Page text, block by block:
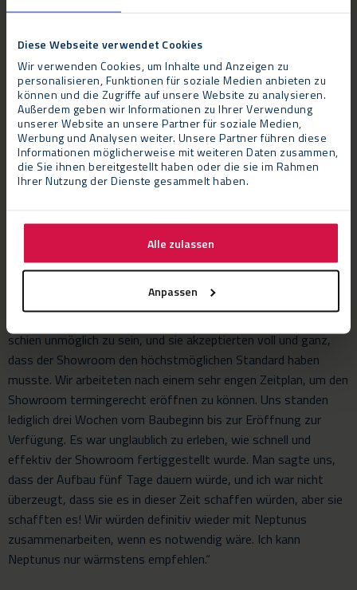
Diese Webseite verwendet Cookies
Wir verwenden Cookies, um Inhalte und Anzeigen zu
personalisieren, Funktionen für soziale Medien anbieten zu
können und die Zugriffe auf unsere Website zu analysieren.
Außerdem geben wir Informationen zu Ihrer Verwendung
unserer Website an unsere Partner für soziale Medien,
Werbung und Analysen weiter. Unsere Partner führen diese
Informationen möglicherweise mit weiteren Daten zusammen,
die Sie ihnen bereitgestellt haben oder die sie im Rahmen
Ihrer Nutzung der Dienste gesammelt haben.
Alle zulassen
Anpassen
Lösungen für alle Arten von Handels- bzw.
Wirtschaftsunternehmen bieten. Für das McLaren-Projekt
wünschte der Kunde eine helle und großzügige Umgebung in
einem Gebäude, das Passanten einen maximalen Einblick von
außen gewährt und die Palette der außergewöhnlichen Wagen
zeigt. Die Standard-Fenster des Flexolution II wurden deshalb
durch ein Spezialglas ersetzt, das den Tageslichteinfall
optimiert und einen ungehinderten Blick ins Innere ermöglicht.
Bewertung
Jason Button, Geschäftsführer Immobilienentwicklung bei
Cambria, sagte: „Wir sind absolut begeistert vom Endprodukt.
sehr beeindruckt von der professionellen Herangehensweise an
schien unmöglich zu sein, und sie akzeptierten voll und ganz,
dass der Showroom den höchstmöglichen Standard haben
musste. Wir arbeiteten nach einem sehr engen Zeitplan, um den
Showroom termingerecht eröffnen zu können. Uns standen
lediglich drei Wochen vom Baubeginn bis zur Eröffnung zur
Verfügung. Es war unglaublich zu erleben, wie schnell und
effektiv der Showroom fertiggestellt wurde. Man sagte uns,
dass der Aufbau fünf Tage dauern würde, und ich war nicht
überzeugt, dass sie es in dieser Zeit schaffen würden, aber sie
schafften es! Wir würden definitiv wieder mit Neptunus
zusammenarbeiten, wenn es notwendig wäre. Ich kann
Neptunus nur wärmstens empfehlen.“